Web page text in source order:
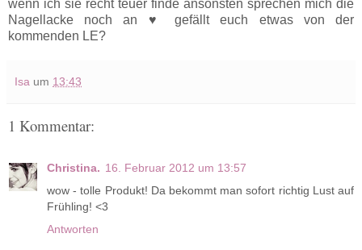
wenn ich sie recht teuer finde ansonsten sprechen mich die
Nagellacke noch an ♥ gefällt euch etwas von der
kommenden LE?
Isa um 13:43
1 Kommentar:
Christina. 16. Februar 2012 um 13:57
wow - tolle Produkt! Da bekommt man sofort richtig Lust auf
Frühling! <3
Antworten